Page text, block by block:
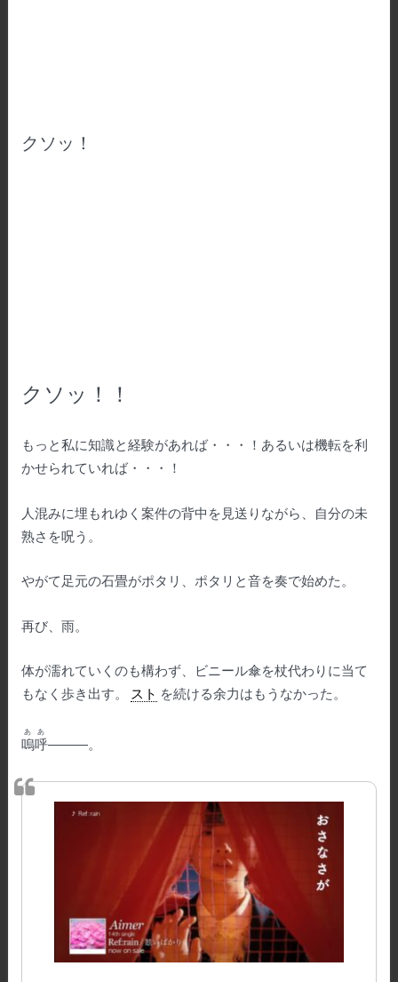
クソッ！
クソッ！！
もっと私に知識と経験があれば・・・！あるいは機転を利
かせられていれば・・・！
人混みに埋もれゆく案件の背中を見送りながら、自分の未
熟さを呪う。
やがて足元の石畳がポタリ、ポタリと音を奏で始めた。
再び、雨。
体が濡れていくのも構わず、ビニール傘を杖代わりに当て
もなく歩き出す。
スト を続ける余力はもうなかった。
嗚呼
ああ
―――。